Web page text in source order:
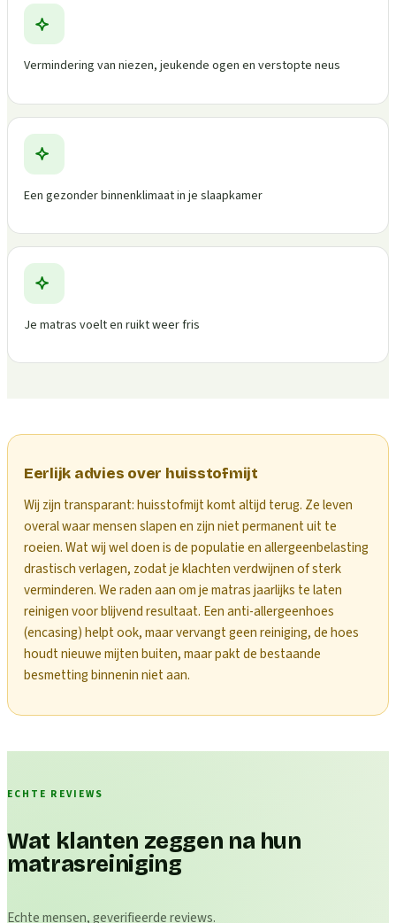
Vermindering van niezen, jeukende ogen en verstopte neus
Een gezonder binnenklimaat in je slaapkamer
Je matras voelt en ruikt weer fris
Eerlijk advies over huisstofmijt
Wij zijn transparant: huisstofmijt komt altijd terug. Ze leven
overal waar mensen slapen en zijn niet permanent uit te
roeien. Wat wij wel doen is de populatie en allergeenbelasting
drastisch verlagen, zodat je klachten verdwijnen of sterk
verminderen. We raden aan om je matras jaarlijks te laten
reinigen voor blijvend resultaat. Een anti-allergeenhoes
(encasing) helpt ook, maar vervangt geen reiniging, de hoes
houdt nieuwe mijten buiten, maar pakt de bestaande
besmetting binnenin niet aan.
ECHTE REVIEWS
Wat klanten zeggen na hun
matrasreiniging
Echte mensen, geverifieerde reviews.